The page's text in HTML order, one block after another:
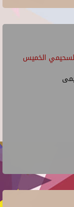
الخميس